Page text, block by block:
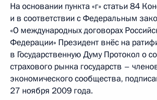
На основании пункта «г» статьи 84
и в соответствии с Федеральным
«О международных договорах
Федерации» Президент внёс на
в Государственную Думу Протокол о
страхового рынка государств –
экономического сообщества,
27 ноября 2009 года.